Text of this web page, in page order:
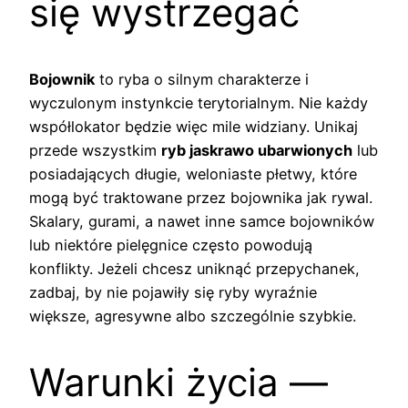
się wystrzegać
Bojownikto ryba o silnym charakterze i
wyczulonym instynkcie terytorialnym. Nie każdy
współlokator będzie więc mile widziany. Unikaj
przede wszystkim ryb jaskrawo ubarwionych lub
posiadających długie, weloniaste płetwy, które
mogą być traktowane przez bojownika jak rywal.
Skalary, gurami, a nawet inne samce bojowników
lub niektóre pielęgnice często powodują
konflikty. Jeżeli chcesz uniknąć przepychanek,
zadbaj, by nie pojawiły się ryby wyraźnie
większe, agresywne albo szczególnie szybkie.
Warunki życia —